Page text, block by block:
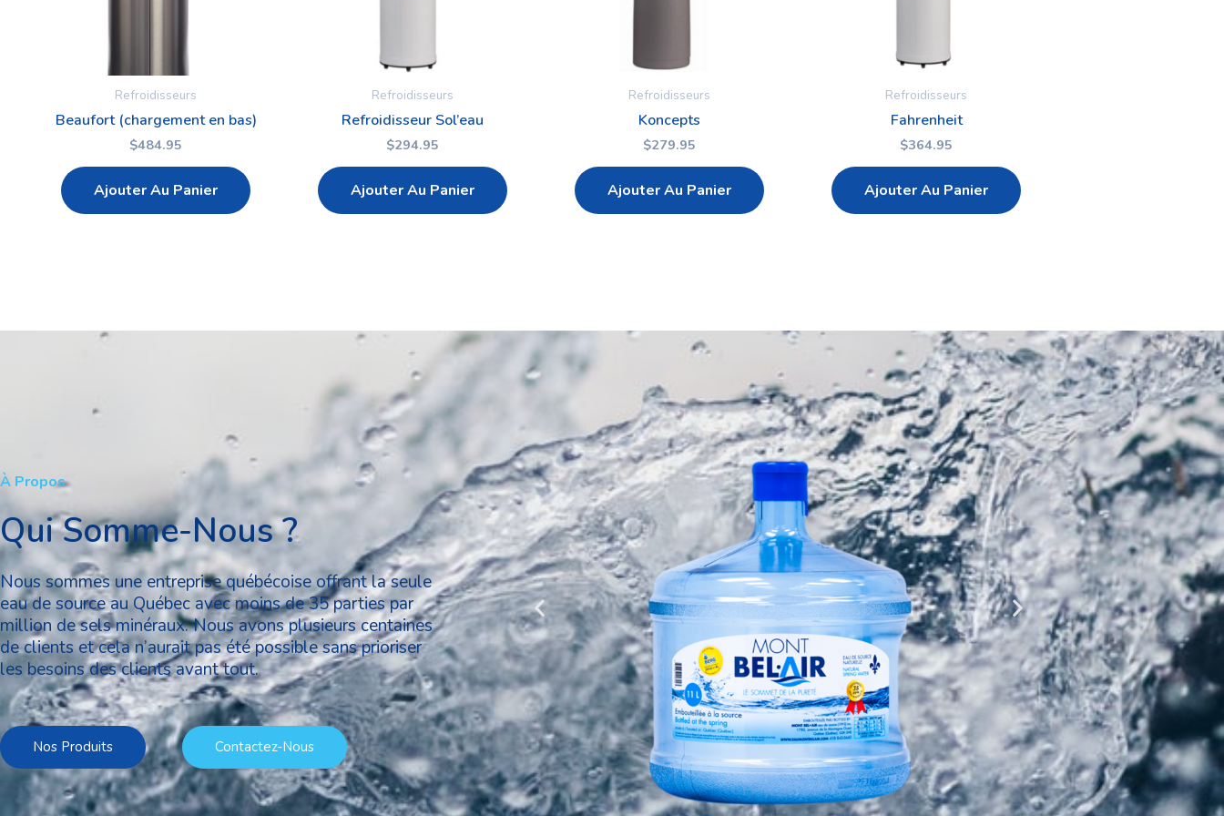
Refroidisseurs
Beaufort (chargement en bas)
$484.95
Ajouter Au Panier
Refroidisseurs
Refroidisseur Sol’eau
$294.95
Ajouter Au Panier
Refroidisseurs
Koncepts
$279.95
Ajouter Au Panier
Refroidisseurs
Fahrenheit
$364.95
Ajouter Au Panier
À Propos
Qui Somme-Nous ?
Nous sommes une entreprise québécoise offrant la seule
eau de source au Québec avec moins de 35 parties par
million de sels minéraux. Nous avons plusieurs centaines
de clients et cela n’aurait pas été possible sans prioriser
les besoins des clients avant tout.
Nos Produits Contactez-Nous